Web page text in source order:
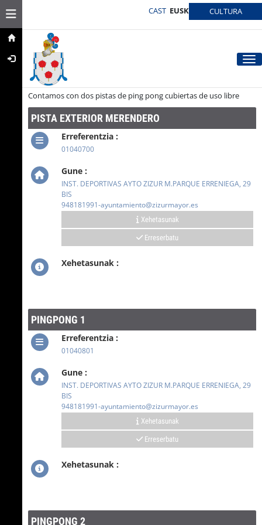
Toggle navigation CAST EUSK CULTURA
Contamos con dos pistas de ping pong cubiertas de uso libre
PISTA EXTERIOR MERENDERO
Erreferentzia :
01040700
Gune :
INST. DEPORTIVAS AYTO ZIZUR M.PARQUE ERRENIEGA, 29
BIS
948181991-ayuntamiento@zizurmayor.es
Xehetasunak
Erreserbatu
Xehetasunak :
PINGPONG 1
Erreferentzia :
01040801
Gune :
INST. DEPORTIVAS AYTO ZIZUR M.PARQUE ERRENIEGA, 29
BIS
948181991-ayuntamiento@zizurmayor.es
Xehetasunak
Erreserbatu
Xehetasunak :
PINGPONG 2